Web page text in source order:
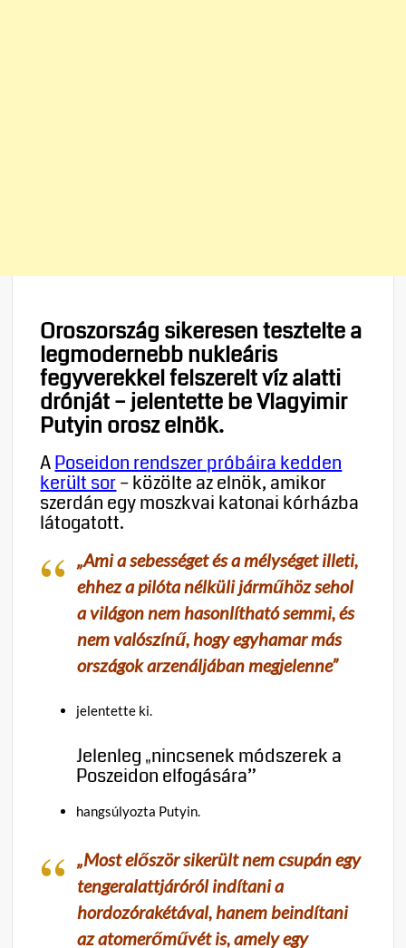
Oroszország sikeresen tesztelte a
legmodernebb nukleáris
fegyverekkel felszerelt víz alatti
drónját – jelentette be Vlagyimir
Putyin orosz elnök.
APoseidon rendszer próbáira kedden
került sor– közölte az elnök, amikor
szerdán egy moszkvai katonai kórházba
látogatott.
„Ami a sebességet és a mélységet illeti,
ehhez a pilóta nélküli járműhöz sehol
a világon nem hasonlítható semmi, és
nem valószínű, hogy egyhamar más
országok arzenáljában megjelenne”
jelentette ki.
Jelenleg „nincsenek módszerek a
Poszeidon elfogására”
hangsúlyozta Putyin.
„Most először sikerült nem csupán egy
tengeralattjáróról indítani a
hordozórakétával, hanem beindítani
az atomerőművét is, amely egy